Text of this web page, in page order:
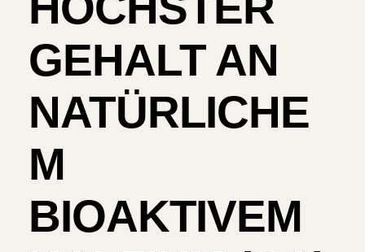
GEHALT AN
NATÜRLICHE
M
BIOAKTIVEM